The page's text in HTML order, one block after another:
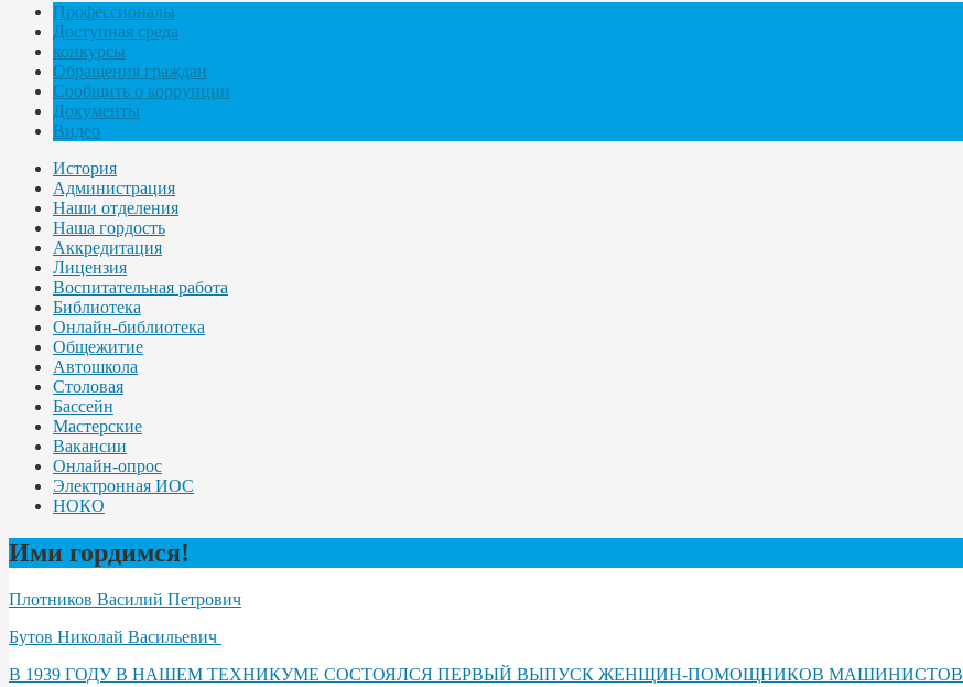
Профессионалы
Доступная среда
конкурсы
Обращения граждан
Сообщить о коррупции
Документы
Видео
История
Администрация
Наши отделения
Наша гордость
Аккредитация
Лицензия
Воспитательная работа
Библиотека
Онлайн-библиотека
Общежитие
Автошкола
Столовая
Бассейн
Мастерские
Вакансии
Онлайн-опрос
Электронная ИОС
НОКО
Ими гордимся!
Плотников Василий Петрович
Бутов Николай Васильевич
В 1939 ГОДУ В НАШЕМ ТЕХНИКУМЕ СОСТОЯЛСЯ ПЕРВЫЙ ВЫПУСК ЖЕНЩИН-ПОМОЩНИКОВ МАШИНИСТОВ